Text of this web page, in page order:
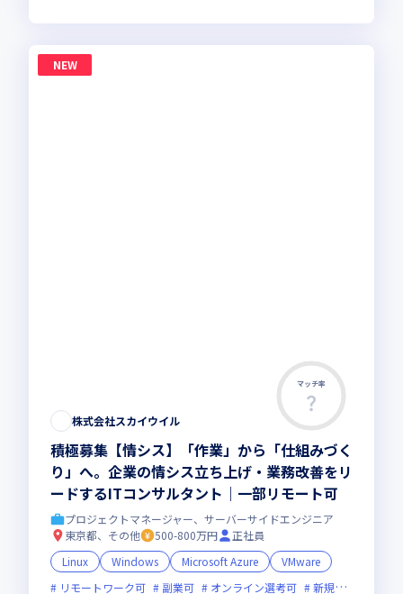
NEW
マッチ率
株式会社スカイウイル
積極募集【情シス】「作業」から「仕組みづく
り」へ。企業の情シス立ち上げ・業務改善をリ
ードするITコンサルタント｜一部リモート可
プロジェクトマネージャー、サーバーサイドエンジニア
東京都、その他
500-800万円
正社員
Linux
Windows Microsoft Azure
VMware
リモートワーク可
副業可 オンライン選考可 新規立ち上げ